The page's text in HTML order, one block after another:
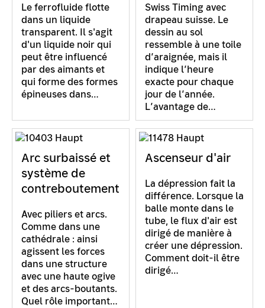
Le ferrofluide flotte
dans un liquide
transparent. Il s'agit
d'un liquide noir qui
peut être influencé
par des aimants et
qui forme des formes
épineuses dans…
Swiss Timing avec
drapeau suisse. Le
dessin au sol
ressemble à une toile
d’araignée, mais il
indique l’heure
exacte pour chaque
jour de l’année.
L’avantage de…
Arc surbaissé et
système de
contreboutement
Avec piliers et arcs.
Comme dans une
cathédrale : ainsi
agissent les forces
dans une structure
avec une haute ogive
et des arcs-boutants.
Quel rôle important…
Ascenseur d'air
La dépression fait la
différence. Lorsque la
balle monte dans le
tube, le flux d'air est
dirigé de manière à
créer une dépression.
Comment doit-il être
dirigé…